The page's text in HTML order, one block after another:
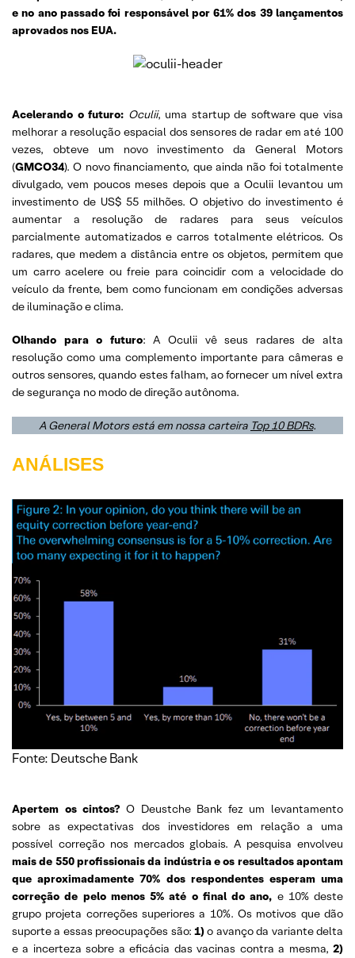
e no ano passado foi responsável por 61% dos 39 lançamentos
aprovados nos EUA.
Acelerando o futuro: Oculii, uma startup de software que visa
melhorar a resolução espacial dos sensores de radar em até 100
vezes, obteve um novo investimento da General Motors
(GMCO34). O novo financiamento, que ainda não foi totalmente
divulgado, vem poucos meses depois que a Oculii levantou um
investimento de US$ 55 milhões. O objetivo do investimento é
aumentar a resolução de radares para seus veículos
parcialmente automatizados e carros totalmente elétricos. Os
radares, que medem a distância entre os objetos, permitem que
um carro acelere ou freie para coincidir com a velocidade do
veículo da frente, bem como funcionam em condições adversas
de iluminação e clima.
Olhando para o futuro: A Oculii vê seus radares de alta
resolução como uma complemento importante para câmeras e
outros sensores, quando estes falham, ao fornecer um nível extra
de segurança no modo de direção autônoma.
A General Motors está em nossa carteira Top 10 BDRs.
ANÁLISES
Fonte: Deutsche Bank
Apertem os cintos? O Deustche Bank fez um levantamento
sobre as expectativas dos investidores em relação a uma
possível correção nos mercados globais. A pesquisa envolveu
mais de 550 profissionais da indústria e os resultados apontam
que aproximadamente 70% dos respondentes esperam uma
correção de pelo menos 5% até o final do ano, e 10% deste
grupo projeta correções superiores a 10%. Os motivos que dão
suporte a essas preocupações são: 1)o avanço da variante delta
e a incerteza sobre a eficácia das vacinas contra a mesma, 2)